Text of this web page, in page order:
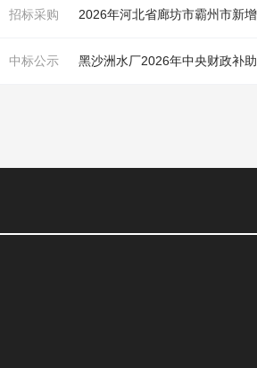
招标采购 2026年河北省廊坊市霸州市新
中标公示 黑沙洲水厂2026年中央财政补